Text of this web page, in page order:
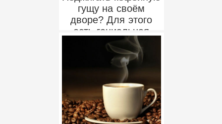
гущу на своём
дворе? Для этого
есть гениальная
причина